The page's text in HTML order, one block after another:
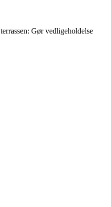
Gør vedligeholdelse